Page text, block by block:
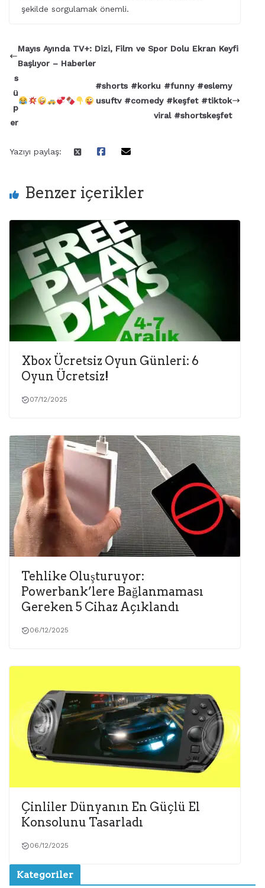
şekilde sorgulamak önemli.
Mayıs Ayında TV+: Dizi, Film ve Spor Dolu Ekran Keyfi
Başlıyor – Haberler
s
ü
p
er
#shorts #korku #funny #eslemy
usuftv #comedy #keşfet #tiktok
viral #shortskeşfet
Yazıyı paylaş:
Benzer içerikler
Xbox Ücretsiz Oyun Günleri: 6
Oyun Ücretsiz!
07/12/2025
Tehlike Oluşturuyor:
Powerbank’lere Bağlanmaması
Gereken 5 Cihaz Açıklandı
06/12/2025
Çinliler Dünyanın En Güçlü El
Konsolunu Tasarladı
06/12/2025
Kategoriler